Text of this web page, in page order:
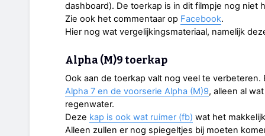
dashboard). De toerkap is in dit filmpje nog niet
Zie ook het commentaar op Facebook.
Hier nog wat vergelijkingsmateriaal, namelijk
Alpha (M)9 toerkap
Ook aan de toerkap valt nog veel te
Alpha 7 en de voorserie Alpha (M)9, alleen al
regenwater.
Deze kap is ook wat ruimer (fb) wat het
Alleen zullen er nog spiegeltjes bij moeten